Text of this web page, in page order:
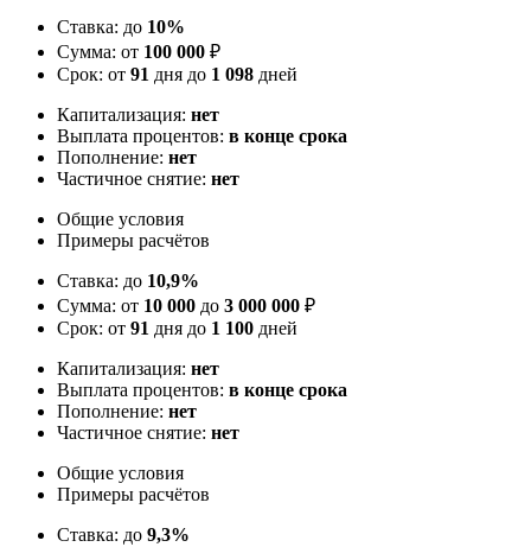
Ставка: до 10%
Сумма: от 100 000 ₽
Срок: от 91 дня до 1 098 дней
Капитализация: нет
Выплата процентов: в конце срока
Пополнение: нет
Частичное снятие: нет
Общие условия
Примеры расчётов
Ставка: до 10,9%
Сумма: от 10 000 до 3 000 000 ₽
Срок: от 91 дня до 1 100 дней
Капитализация: нет
Выплата процентов: в конце срока
Пополнение: нет
Частичное снятие: нет
Общие условия
Примеры расчётов
Ставка: до 9,3%